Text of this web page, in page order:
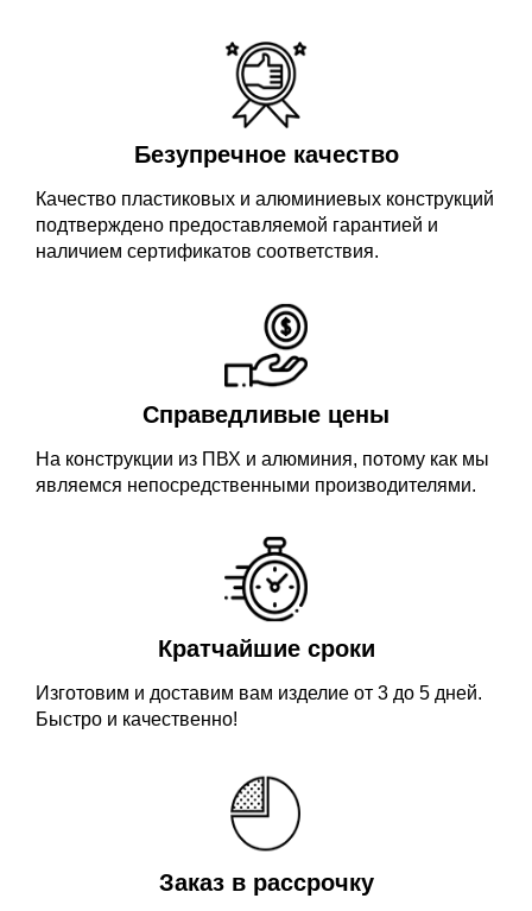
Безупречное качество
Качество пластиковых и алюминиевых конструкций
подтверждено предоставляемой гарантией и
наличием сертификатов соответствия.
Справедливые цены
На конструкции из ПВХ и алюминия, потому как мы
являемся непосредственными производителями.
Кратчайшие сроки
Изготовим и доставим вам изделие от 3 до 5 дней.
Быстро и качественно!
Заказ в рассрочку